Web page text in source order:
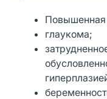
Повышенная
глаукома;